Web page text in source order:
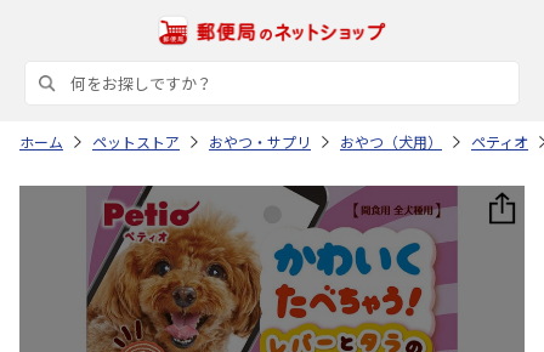
ホーム ペットストア おやつ・サプリ おやつ（犬用） ペティオ